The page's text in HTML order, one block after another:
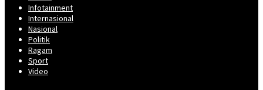
Infotainment
Internasional
Nasional
Politik
Ragam
Sport
Video